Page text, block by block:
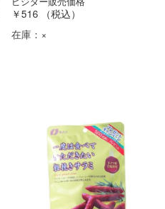
￥516
（税込）
在庫： ×